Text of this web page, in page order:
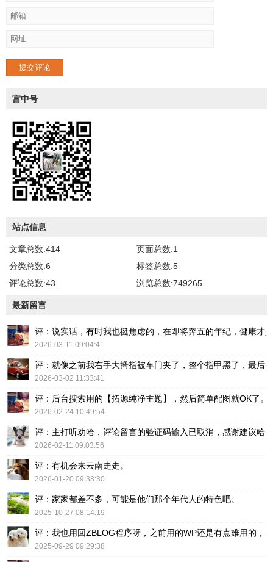
提交评论
宫中号
站点信息
文章总数:414
页面总数:1
分类总数:6
标签总数:5
评论总数:43
浏览总数:749265
最新留言
评：说实话，有时我也挺焦虑的，在即将奔五的年纪，健康才
2026-03-11 09:04:41
评：就像之前我右手大拇指被车门夹了，整个指甲黑了，最后
2026-03-02 11:33:41
评：后台搜索用的【拓源纯净主题】，然后简单配图就OK了。
2026-02-24 10:49:54
评：主打听劝哈，评论留言的验证码输入已取消，感谢建议哈！
2026-02-11 09:03:56
评：有机会来云南走走。
2026-01-20 09:38:30
评：家家都差不多，可能是他们那个年代人的特色吧。
2025-10-27 08:14:19
评：我也用回ZBLOG程序呀，之前用的WP还是有点难用的，
2025-09-29 09:29:38